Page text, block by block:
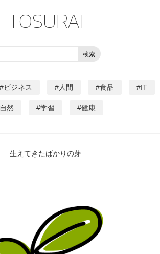
TOSURAI
ビジネス 人間 食品 IT
自然 学習 健康
生えてきたばかりの芽